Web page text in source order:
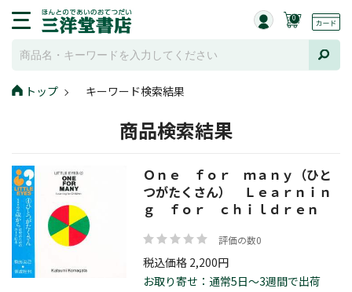
0
トップ キーワード検索結果
商品検索結果
Ｏｎｅ ｆｏｒ ｍａｎｙ（ひと
つがたくさん） Ｌｅａｒｎｉｎ
ｇ ｆｏｒ ｃｈｉｌｄｒｅｎ
評価の数0
税込価格 2,200円
お取り寄せ：通常5日～3週間で出荷